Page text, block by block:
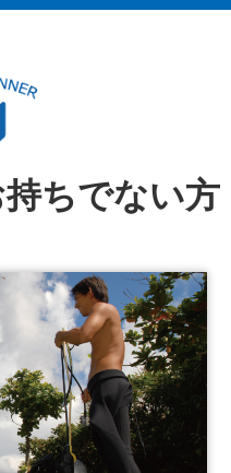
ちでない方